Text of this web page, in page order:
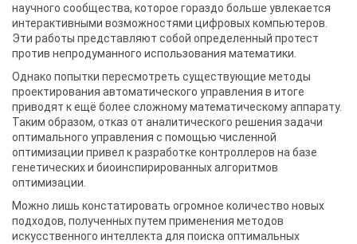
научного сообщества, которое гораздо больше увлекается
интерактивными возможностями цифровых компьютеров.
Эти работы представляют собой определенный протест
против непродуманного использования математики.
Однако попытки пересмотреть существующие методы
проектирования автоматического управления в итоге
приводят к ещё более сложному математическому аппарату.
Таким образом, отказ от аналитического решения задачи
оптимального управления с помощью численной
оптимизации привел к разработке контроллеров на базе
генетических и биоинспирированных алгоритмов
оптимизации.
Можно лишь констатировать огромное количество новых
подходов, полученных путем применения методов
искусственного интеллекта для поиска оптимальных